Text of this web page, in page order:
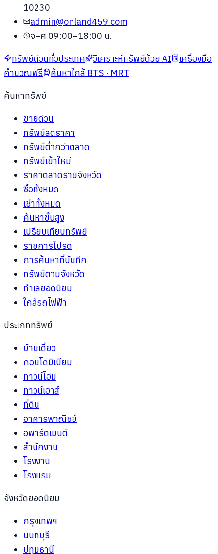
10230
admin@onland459.com
จ–ศ 09:00–18:00 น.
ทรัพย์ด่วนทั่วประเทศ วิเคราะห์ทรัพย์ด้วย AI
เครื่องมือ
คำนวณฟรี
ค้นหาใกล้ BTS · MRT
ค้นหาทรัพย์
ขายด่วน
ทรัพย์ลดราคา
ทรัพย์ต่ำกว่าตลาด
ทรัพย์เข้าใหม่
ราคาตลาดรายจังหวัด
ซื้อทั้งหมด
เช่าทั้งหมด
ค้นหาขั้นสูง
เปรียบเทียบทรัพย์
รายการโปรด
การค้นหาที่บันทึก
ทรัพย์ตามจังหวัด
ทำเลยอดนิยม
ใกล้รถไฟฟ้า
ประเภททรัพย์
บ้านเดี่ยว
คอนโดมิเนียม
ทาวน์โฮม
ทาวน์เฮาส์
ที่ดิน
อาคารพาณิชย์
อพาร์ตเมนต์
สำนักงาน
โรงงาน
โรงแรม
จังหวัดยอดนิยม
กรุงเทพฯ
นนทบุรี
ปทุมธานี